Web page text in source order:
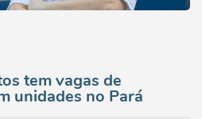
tem vagas de
unidades no Pará